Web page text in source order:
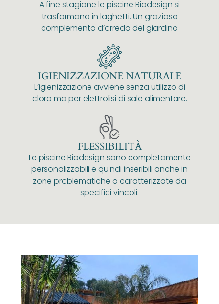
A fine stagione le piscine Biodesign si
trasformano in laghetti. Un grazioso
complemento d’arredo del giardino
IGIENIZZAZIONE NATURALE
L’igienizzazione avviene senza utilizzo di
cloro ma per elettrolisi di sale alimentare.
FLESSIBILITÀ
Le piscine Biodesign sono completamente
personalizzabili e quindi inseribili anche in
zone problematiche o caratterizzate da
specifici vincoli.